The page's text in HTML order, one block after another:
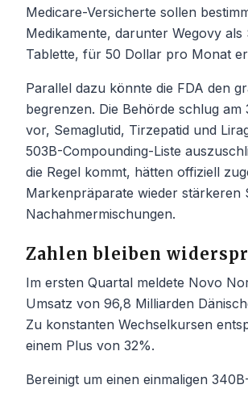
Medicare-Versicherte sollen
Medikamente, darunter Wegovy als
Tablette, für 50 Dollar pro Monat
Parallel dazu könnte die FDA den
begrenzen. Die Behörde schlug am
vor, Semaglutid, Tirzepatid und
503B-Compounding-Liste
die Regel kommt, hätten offiziell
Markenpräparate wieder stärkeren
Nachahmermischungen.
Zahlen bleiben
Im ersten Quartal meldete Novo
Umsatz von 96,8 Milliarden
Zu konstanten Wechselkursen
einem Plus von 32%.
Bereinigt um einen einmaligen